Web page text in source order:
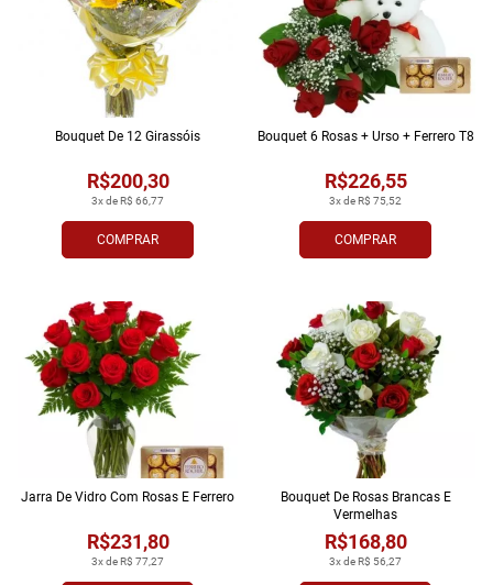
COMPRAR
3x de R$ 66,77
R$200,30
Bouquet De 12 Girassóis
COMPRAR
3x de R$ 75,52
R$226,55
Bouquet 6 Rosas + Urso + Ferrero T8
3x de R$ 77,27
R$231,80
Jarra De Vidro Com Rosas E Ferrero
3x de R$ 56,27
R$168,80
Bouquet De Rosas Brancas E
Vermelhas